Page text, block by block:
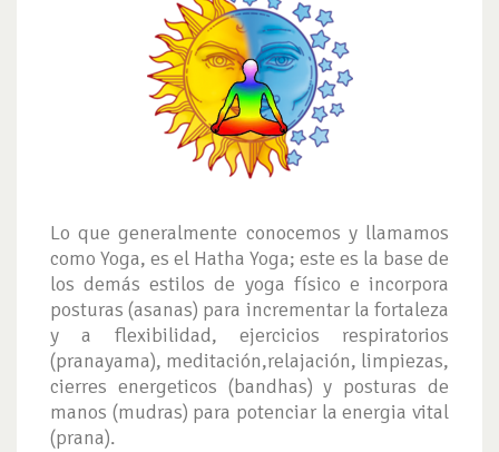
Lo que generalmente conocemos y llamamos
como Yoga, es el Hatha Yoga; este es la base de
los demás estilos de yoga físico e incorpora
posturas (asanas) para incrementar la fortaleza
y a flexibilidad, ejercicios respiratorios
(pranayama), meditación,relajación, limpiezas,
cierres energeticos (bandhas) y posturas de
manos (mudras) para potenciar la energia vital
(prana).